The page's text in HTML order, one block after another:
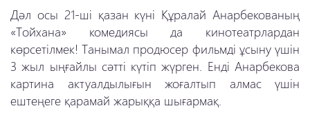
Дәл осы 21-ші қазан күні Құралай Анарбекованың
«Тойхана» комедиясы да кинотеатрлардан
көрсетілмек! Танымал продюсер фильмді ұсыну үшін
3 жыл ыңғайлы сәтті күтіп жүрген. Енді Анарбекова
картина актуалдылығын жоғалтып алмас үшін
ештеңеге қарамай жарыққа шығармақ.